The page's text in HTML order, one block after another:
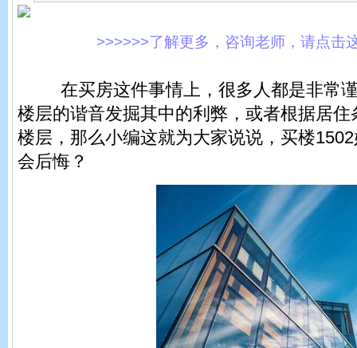
>>>>>>了解更多，咨询老师，请点击
在买房这件事情上，很多人都是非常谨
楼层的谐音发掘其中的利弊，或者根据居
楼层，那么小编这就为大家说说，买楼
会后悔？